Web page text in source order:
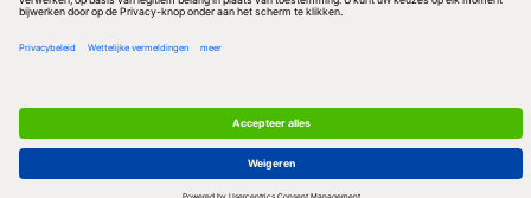
Algemene Voorwaarden & Copyrights